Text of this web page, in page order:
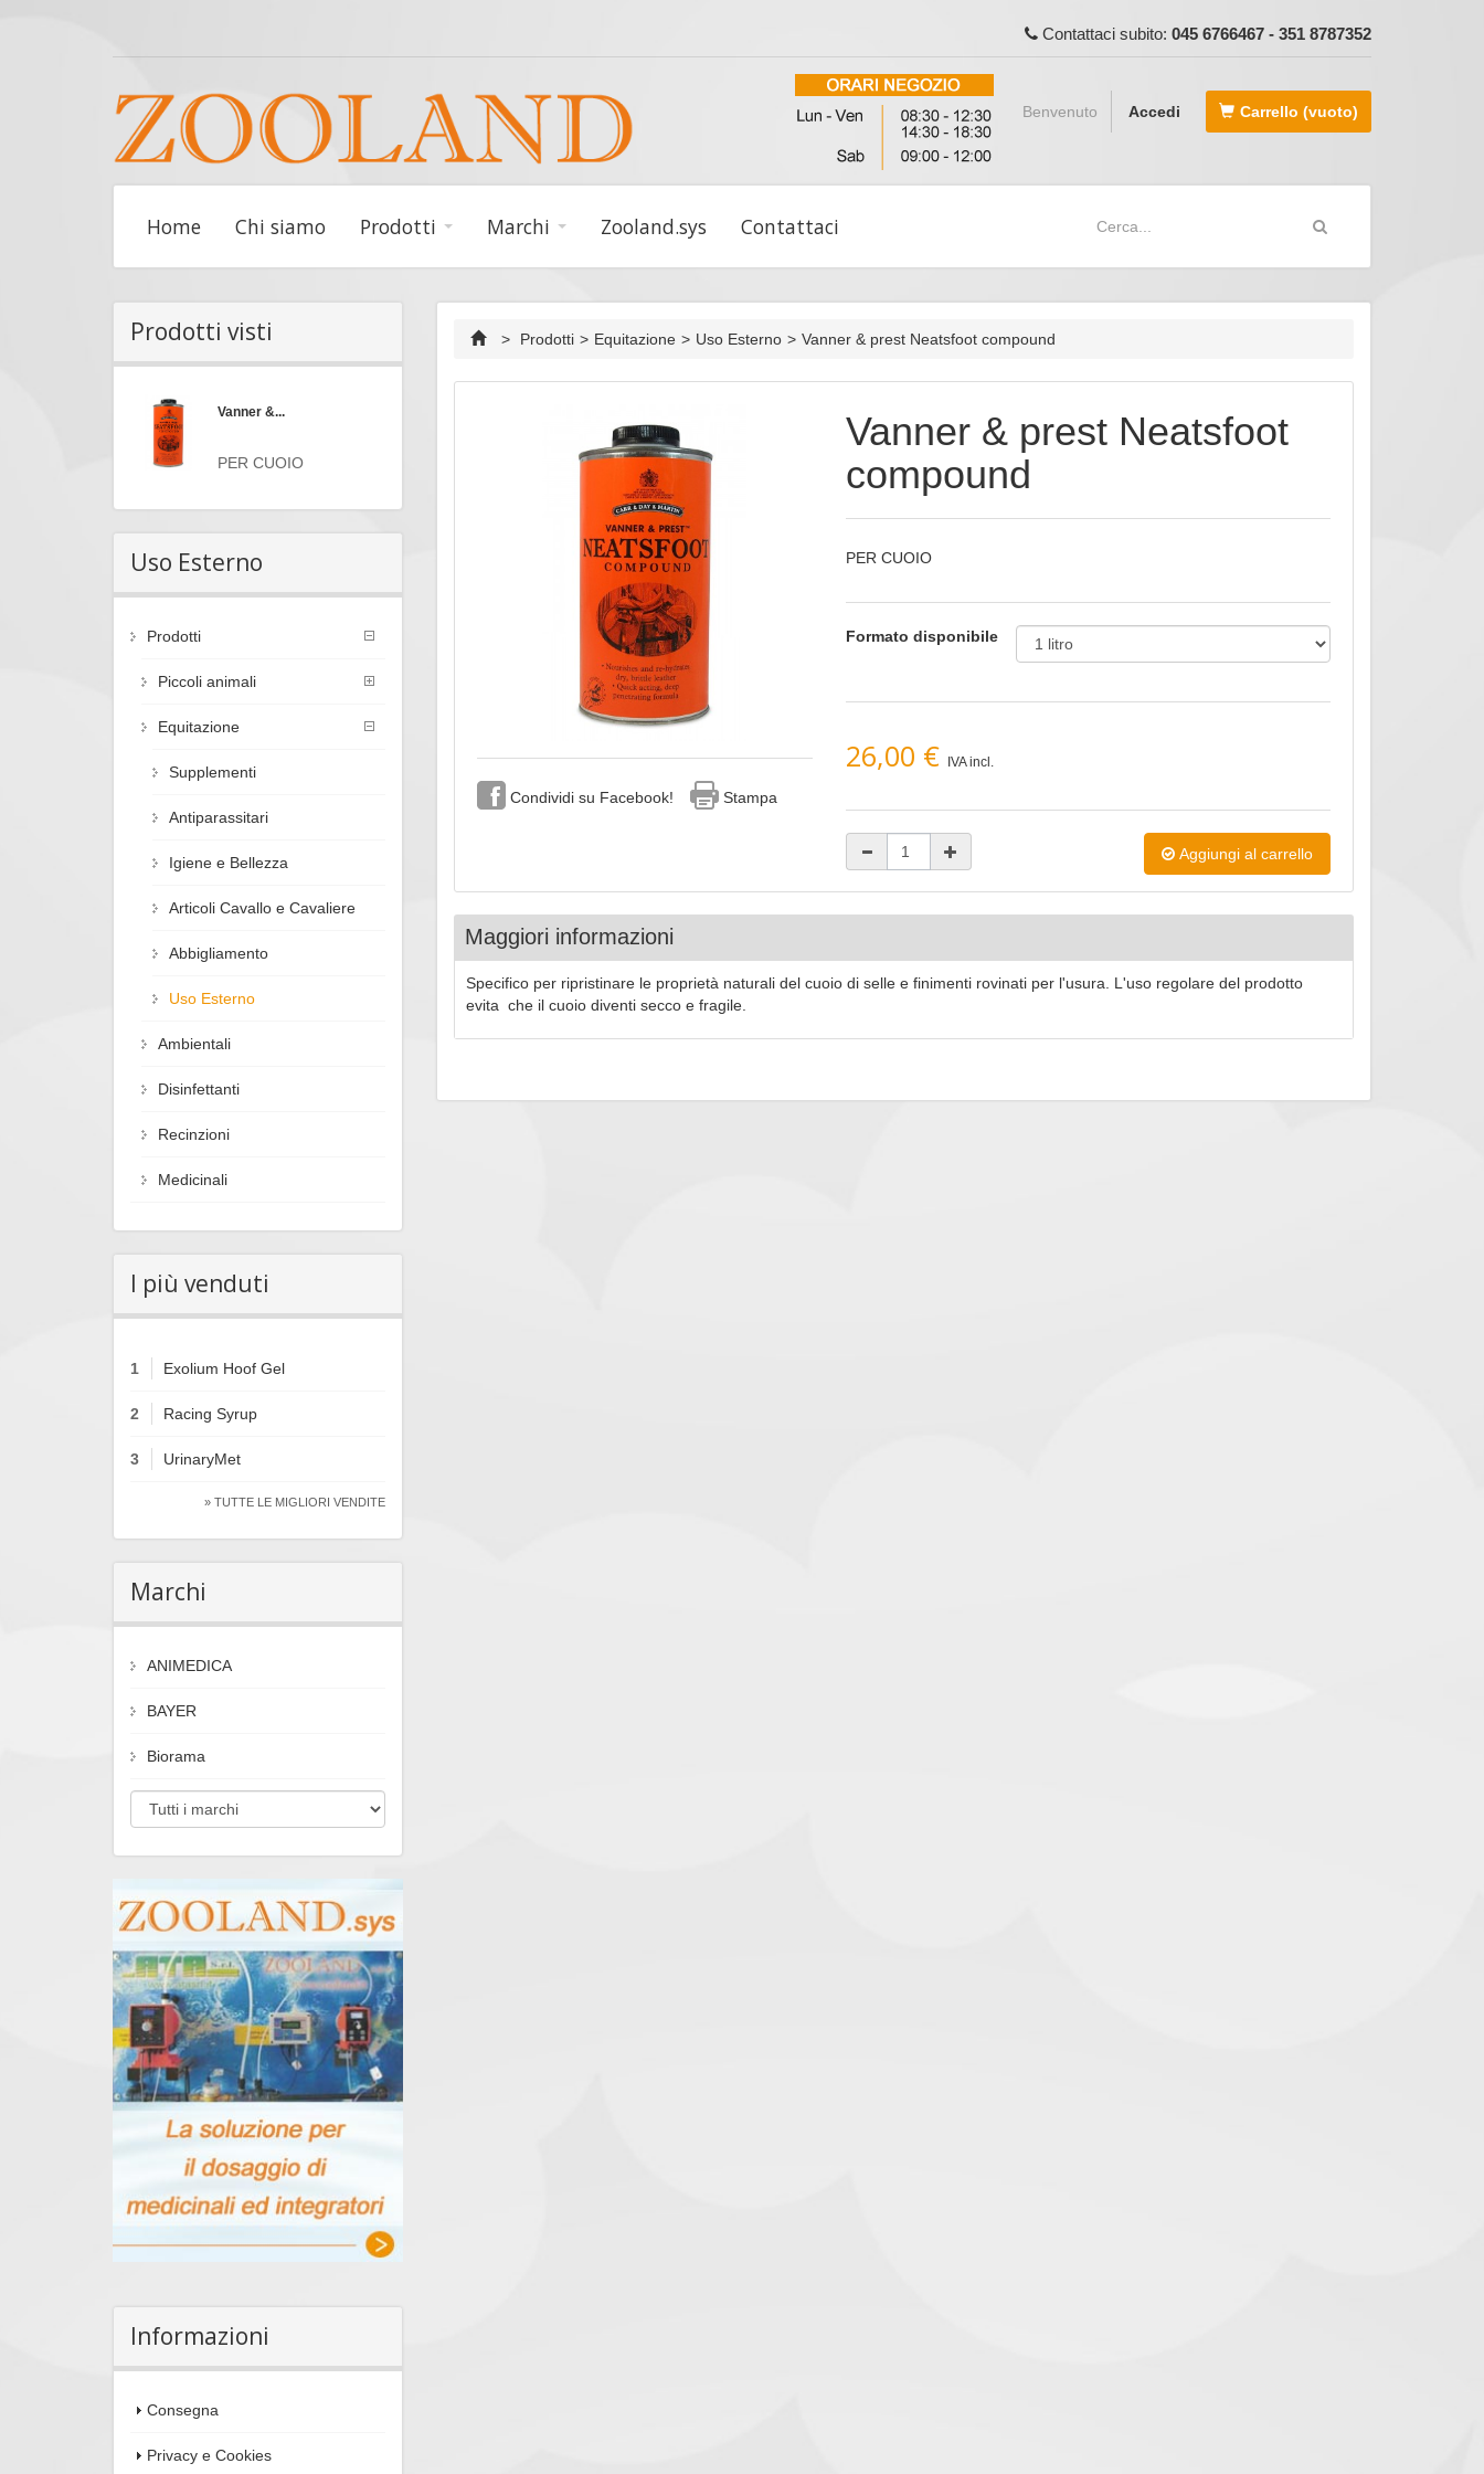
Contattaci subito: 045 6766467 - 351 8787352
Carrello (vuoto)
Benvenuto Accedi
Home Chi siamo Prodotti Marchi Zooland.sys Contattaci
Prodotti visti
Vanner &...
PER CUOIO
Uso Esterno
Prodotti
Piccoli animali
Equitazione
Supplementi
Antiparassitari
Igiene e Bellezza
Articoli Cavallo e Cavaliere
Abbigliamento
Uso Esterno
Ambientali
Disinfettanti
Recinzioni
Medicinali
I più venduti
1 Exolium Hoof Gel
2 Racing Syrup
3 UrinaryMet
» TUTTE LE MIGLIORI VENDITE
Marchi
ANIMEDICA
BAYER
Biorama
Informazioni
Consegna
Privacy e Cookies
> Prodotti > Equitazione > Uso Esterno > Vanner & prest Neatsfoot compound
Condividi su Facebook! Stampa
Vanner & prest Neatsfoot
compound
PER CUOIO
Formato disponibile
26,00 € IVA incl.
Aggiungi al carrello
Maggiori informazioni
Specifico per ripristinare le proprietà naturali del cuoio di selle e finimenti rovinati per l'usura. L'uso regolare del prodotto
evita che il cuoio diventi secco e fragile.